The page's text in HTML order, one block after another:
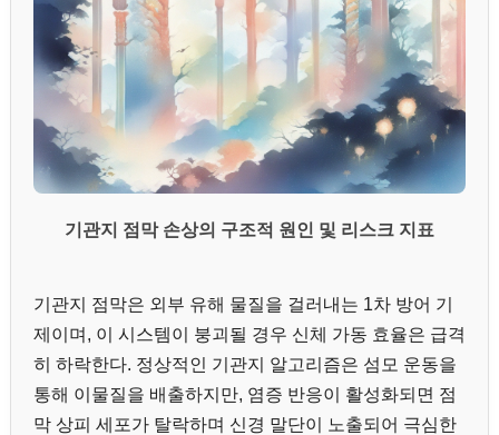
기관지 점막 손상의 구조적 원인 및 리스크 지표
기관지 점막은 외부 유해 물질을 걸러내는 1차 방어 기
제이며, 이 시스템이 붕괴될 경우 신체 가동 효율은 급격
히 하락한다. 정상적인 기관지 알고리즘은 섬모 운동을
통해 이물질을 배출하지만, 염증 반응이 활성화되면 점
막 상피 세포가 탈락하며 신경 말단이 노출되어 극심한